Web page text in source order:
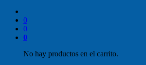
0
0
0
No hay productos en el carrito.